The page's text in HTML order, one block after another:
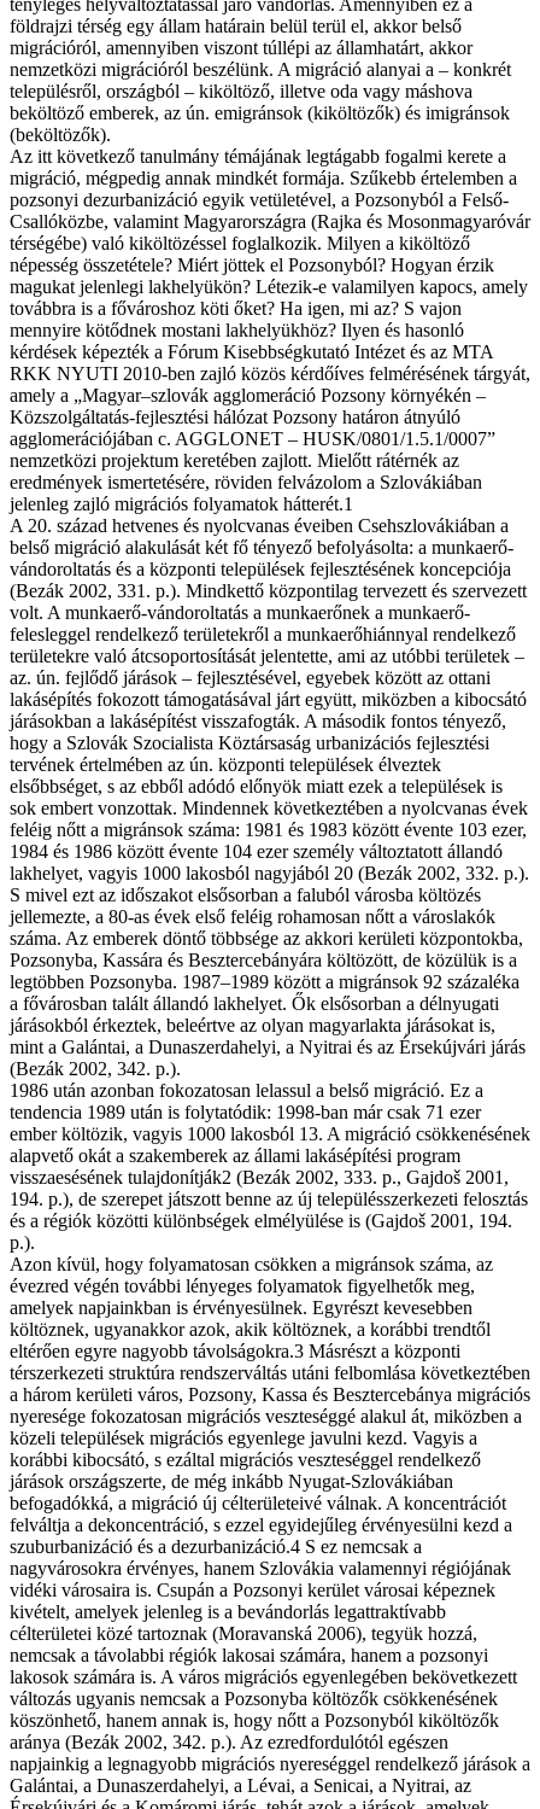
földrajzi térség egy állam határain belül terül el, akkor belső
migrációról, amennyiben viszont túllépi az államhatárt, akkor
nemzetközi migrációról beszélünk. A migráció alanyai a – konkrét
településről, országból – kiköltöző, illetve oda vagy máshova
beköltöző embe­rek, az ún. emigránsok (kiköltözők) és imigránsok
(beköltözők).
Az itt következő tanulmány témájának legtágabb fogalmi kerete a
migráció, mégpedig annak mindkét formája. Szűkebb értelemben a
pozsonyi dezurbanizáció egyik vetületével, a Pozsonyból a Felső-
Csallóközbe, valamint Magyarországra (Rajka és Mosonmagyaróvár
térségébe) való kiköltözéssel foglalkozik. Milyen a kiköltöző
népesség összetétele? Miért jöttek el Pozsonyból? Hogyan érzik
magukat jelenlegi lakhelyükön? Létezik-e valamilyen kapocs, amely
továbbra is a fővároshoz köti őket? Ha igen, mi az? S vajon
mennyire kötődnek mostani lakhelyükhöz? Ilyen és hasonló
kérdések képezték a Fórum Kisebbségkutató Intézet és az MTA
RKK NYUTI 2010-ben zajló közös kérdőíves felmérésének tárgyát,
amely a „Magyar–szlovák agglomeráció Pozsony környékén –
Közszolgáltatás-fejlesztési hálózat Pozsony határon átnyúló
agglomerációjában c. AGGLONET – HUSK/0801/1.5.1/0007”
nemzetközi projektum keretében zajlott. Mielőtt rátérnék az
eredmények ismertetésére, röviden felvázolom a Szlovákiában
jelenleg zajló migrációs folyamatok hátterét.1
A 20. század hetvenes és nyolcvanas éveiben Csehszlovákiában a
belső migráció alakulását két fő tényező befolyásolta: a munkaerő-
vándoroltatás és a központi települések fejlesztésének koncepciója
(Bezák 2002, 331. p.). Mindkettő központilag tervezett és szervezett
volt. A munkaerő-vándoroltatás a munkaerőnek a munkaerő-
felesleggel rendelkező területekről a munkaerőhiánnyal rendelkező
területekre való átcsoportosítását jelentette, ami az utóbbi területek –
az. ún. fejlődő járások – fejlesztésével, egyebek között az ottani
lakásépítés fokozott támogatásával járt együtt, miközben a kibocsátó
járásokban a lakásépítést visszafogták. A második fontos tényező,
hogy a Szlovák Szocialista Köztársaság urbanizációs fejlesztési
tervének értelmében az ún. központi települések élveztek
elsőbbséget, s az ebből adódó előnyök miatt ezek a települések is
sok embert vonzottak. Mindennek következtében a nyolcvanas évek
feléig nőtt a migránsok száma: 1981 és 1983 között évente 103 ezer,
1984 és 1986 között évente 104 ezer személy változtatott állandó
lakhelyet, vagyis 1000 lakosból nagyjából 20 (Bezák 2002, 332. p.).
S mivel ezt az időszakot elsősorban a faluból városba költözés
jellemezte, a 80-as évek első feléig rohamosan nőtt a városlakók
száma. Az embe­rek döntő többsége az akkori kerületi központokba,
Pozsonyba, Kassára és Besztercebányára költözött, de közülük is a
legtöbben Pozsonyba. 1987–1989 között a migránsok 92 százaléka
a fővárosban talált állandó lakhelyet. Ők elsősorban a délnyugati
járásokból érkeztek, beleértve az olyan magyarlakta járásokat is,
mint a Galántai, a Dunaszerdahelyi, a Nyitrai és az Érsekújvári járás
(Bezák 2002, 342. p.).
1986 után azonban fokozatosan lelassul a belső migráció. Ez a
tendencia 1989 után is folytatódik: 1998-ban már csak 71 ezer
ember költözik, vagyis 1000 lakosból 13. A migráció csökkenésének
alapvető okát a szakemberek az állami lakásépítési program
visszaesésének tulajdonítják2 (Bezák 2002, 333. p., Gajdoš 2001,
194. p.), de szerepet játszott benne az új településszerkezeti felosztás
és a régiók közötti különbségek elmélyülése is (Gajdoš 2001, 194.
p.).
Azon kívül, hogy folyamatosan csökken a migránsok száma, az
évezred végén további lényeges folyamatok figyelhetők meg,
amelyek napjainkban is érvényesülnek. Egyrészt kevesebben
költöznek, ugyanakkor azok, akik költöznek, a korábbi trendtől
eltérően egyre nagyobb távolságokra.3 Másrészt a központi
térszerkezeti struktúra rendszerváltás utáni felbomlása következtében
a három kerületi város, Pozsony, Kassa és Besztercebánya migrációs
nyeresége fokozatosan migrációs veszteséggé alakul át, miközben a
közeli települések migrációs egyenlege javulni kezd. Vagyis a
korábbi kibocsátó, s ezáltal migrációs veszteséggel rendelkező
járások országszerte, de még inkább Nyugat-Szlovákiában
befogadókká, a migráció új célterületeivé válnak. A koncentrációt
felváltja a dekoncentráció, s ezzel egyidejűleg érvényesülni kezd a
szuburbanizáció és a dezurbanizáció.4 S ez nemcsak a
nagyvárosokra érvényes, hanem Szlovákia valamennyi régiójának
vidéki városaira is. Csupán a Pozsonyi kerület városai képeznek
kivételt, amelyek jelenleg is a bevándorlás legattraktívabb
célterületei közé tartoznak (Moravanská 2006), tegyük hozzá,
nemcsak a távolabbi régiók lakosai számára, hanem a pozsonyi
lakosok számára is. A város migrációs egyenlegében bekövetkezett
változás ugyanis nemcsak a Pozsonyba költözők csökkenésének
köszönhető, hanem annak is, hogy nőtt a Pozsonyból kiköltözők
aránya (Bezák 2002, 342. p.). Az ezredfordulótól egészen
napjainkig a legnagyobb migrációs nyereséggel rendelkező járások a
Galántai, a Dunaszerdahelyi, a Lévai, a Senicai, a Nyitrai, az